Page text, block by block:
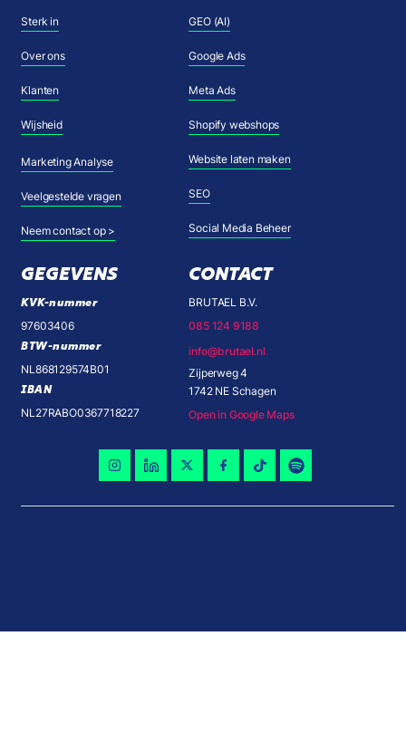
Sterk in
Over ons
Klanten
Wijsheid
Marketing Analyse
Veelgestelde vragen
Neem contact op >
GEO (AI)
Google Ads
Meta Ads
Shopify webshops
Website laten maken
SEO
Social Media Beheer
GEGEVENS
KVK-nummer
97603406
BTW-nummer
NL868129574B01
IBAN
NL27RABO0367718227
CONTACT
BRUTAEL B.V.
085 124 9188
info@brutael.nl
Zijperweg 4
1742 NE Schagen
Open in Google Maps